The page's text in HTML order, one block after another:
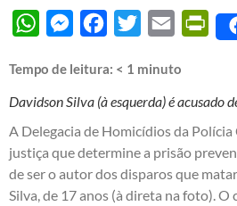
WhatsAppMessengerFacebook
Twitter Email
Tempo de leitura: < 1 minuto
Davidson Silva (à esquerda) é acusado
A Delegacia de Homicídios da
justiça que determine a prisão
de ser o autor dos disparos que
Silva, de 17 anos (à direta na foto). O